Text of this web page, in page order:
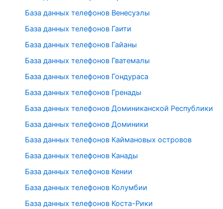
База данных телефонов Венесуэлы
База данных телефонов Гаити
База данных телефонов Гайаны
База данных телефонов Гватемалы
База данных телефонов Гондураса
База данных телефонов Гренады
База данных телефонов Доминиканской Республики
База данных телефонов Доминики
База данных телефонов Каймановых островов
База данных телефонов Канады
База данных телефонов Кении
База данных телефонов Колумбии
База данных телефонов Коста-Рики